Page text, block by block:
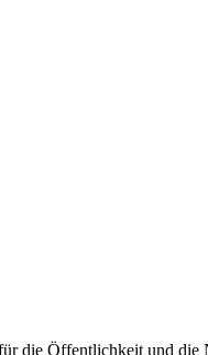
die Öffentlichkeit und die